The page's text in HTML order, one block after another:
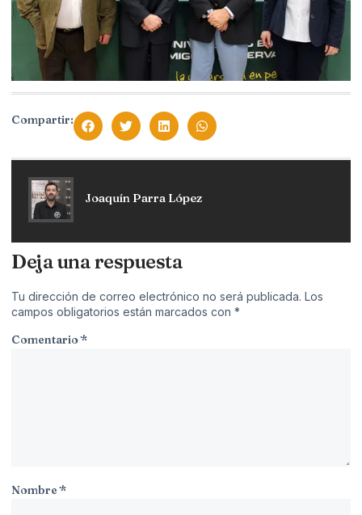
Compartir:
Joaquín Parra López
Deja una respuesta
Tu dirección de correo electrónico no será publicada. Los
campos obligatorios están marcados con *
Comentario*
Nombre*